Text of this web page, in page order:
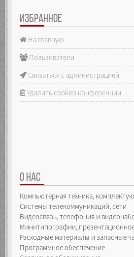
ИЗБРАННОЕ
На главную
Пользователи
Связаться с администрацией
Удалить cookies конференции
О НАС
Компьютерная техника,
Системы телекоммуникаций, сети
Видеосвязь, телефония и
Минитипографии,
Расходные материалы и запасные
Программное обеспечение